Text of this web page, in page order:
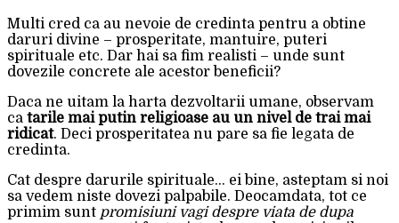
Multi cred ca au nevoie de credinta pentru a obtine
daruri divine – prosperitate, mantuire, puteri
spirituale etc. Dar hai sa fim realisti – unde sunt
dovezile concrete ale acestor beneficii?
Daca ne uitam la harta dezvoltarii umane, observam
ca tarile mai putin religioase au un nivel de trai mai
ridicat. Deci prosperitatea nu pare sa fie legata de
credinta.
Cat despre darurile spirituale… ei bine, asteptam si noi
sa vedem niste dovezi palpabile. Deocamdata, tot ce
primim sunt promisiuni vagi despre viata de dupa